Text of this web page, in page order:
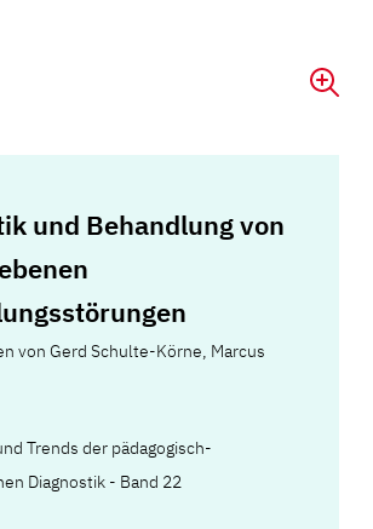
und Behandlung von
von Gerd Schulte-Körne, Marcus
Trends der pädagogisch-
Diagnostik - Band 22